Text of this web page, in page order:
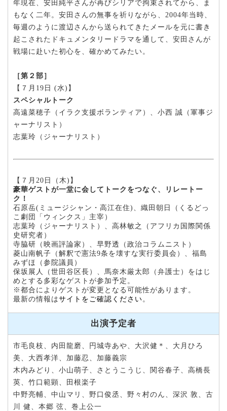
年現在、安田純平さんが再びシリアで拘束されてから、ま
もなく二年。安田さんの無事を祈りながら、2004年当時、
毎週のように渡辺さんから送られてきたメールを元に書き
起こされたドキュメンタリードラマを通して、安田さんが
戦場に赴いた初心を、確かめてみたい。
［第２部］
【７月19日 (水)】
スペシャルトーク
高遠菜穂子（イラク支援ボランティア）、小西 誠（軍事ジ
ャーナリスト）
志葉玲（ジャーナリスト）
【７月20日（木)】
豪華ゲストが一堂に会してトークをつなぐ、リレートー
ク！
石原岳(ミュージシャン・高江在住)、織田朝日（くるどっ
こ劇団「ウィンクス」主宰）
志葉玲（ジャーナリスト）、高林敏之（アフリカ国際関係
史研究者）
寺脇研（映画評論家）、早野透（政治コラムニスト）
菱山南帆子（解釈で憲法9条を壊すな実行委員会）、福島
みずほ（参院議員）
保坂展人（世田谷区長）、馬奈木厳太郎（弁護士）をはじ
めとする多彩なゲストが参加予定。
※都合によりゲストが変更となる可能性があります。
最新の情報はサイトをご確認ください 。
出演予定者
市毛良枝、内田龍磨、円城寺あや、大沢健＊、大月ひろ
美、大西孝洋、加藤忍、加藤義宗
木内みどり、小山萌子、さとうこうじ、関谷春子、高橋長
英、竹口範顕、田根楽子
中野亮輔、中山マリ、野口俊丞、野々村のん、深沢 敦、古
川 健、本郷 弦、巻上公一